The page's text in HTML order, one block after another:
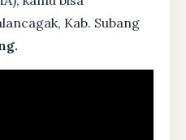
Kab. Subang